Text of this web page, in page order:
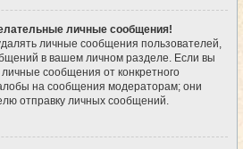
личные сообщения!
личные сообщения пользователей,
в вашем личном разделе. Если вы
сообщения от конкретного
на сообщения модераторам; они
отправку личных сообщений.